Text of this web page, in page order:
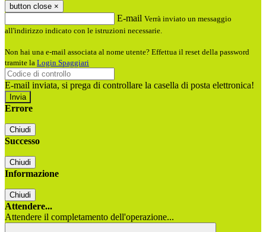
button close ×
E-mail Verrà inviato un messaggio
all'indirizzo indicato con le istruzioni necessarie.
Non hai una e-mail associata al nome utente? Effettua il reset della password
tramite la Login Spaggiari
E-mail inviata, si prega di controllare la casella di posta elettronica!
Errore
Chiudi
Successo
Chiudi
Informazione
Chiudi
Attendere...
Attendere il completamento dell'operazione...